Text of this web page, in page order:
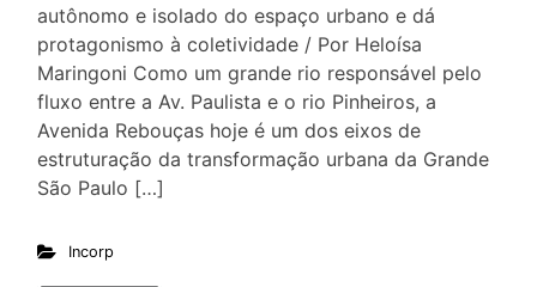
autônomo e isolado do espaço urbano e dá
protagonismo à coletividade / Por Heloísa
Maringoni Como um grande rio responsável pelo
fluxo entre a Av. Paulista e o rio Pinheiros, a
Avenida Rebouças hoje é um dos eixos de
estruturação da transformação urbana da Grande
São Paulo […]
Incorp